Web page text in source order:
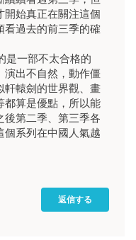
開始真正在關注這個
看過去的前三季的確
是一部不太合格的
演出不自然，動作僵
軒轅劍的世界觀、畫
都算是優點，所以能
後第二季、第三季各
個系列在中國人氣越
返信する